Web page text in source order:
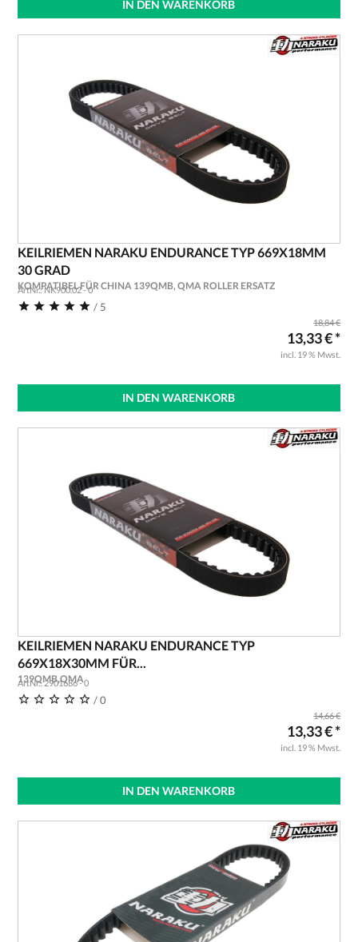
IN DEN WARENKORB
KEILRIEMEN NARAKU ENDURANCE TYP 669X18MM
30 GRAD
KOMPATIBEL FÜR CHINA 139QMB, QMA ROLLER ERSATZ
ArtNr.: NK900.02 - 0
/ 5
18,84 €
13,33 € *
incl. 19 % Mwst.
IN DEN WARENKORB
KEILRIEMEN NARAKU ENDURANCE TYP
669X18X30MM FÜR...
139QMB,QMA
ArtNr.: 2901686 - 0
/ 0
14,66 €
13,33 € *
incl. 19 % Mwst.
IN DEN WARENKORB